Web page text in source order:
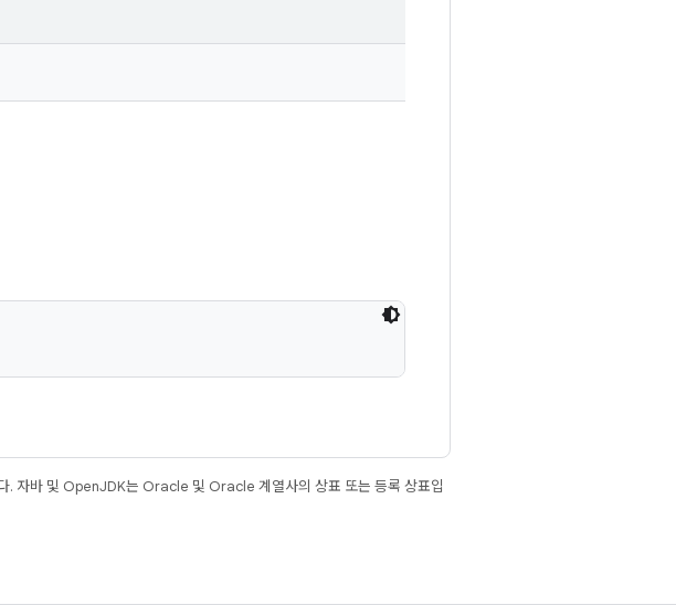
. 자바 및 OpenJDK는 Oracle 및 Oracle 계열사의 상표 또는 등록 상표입